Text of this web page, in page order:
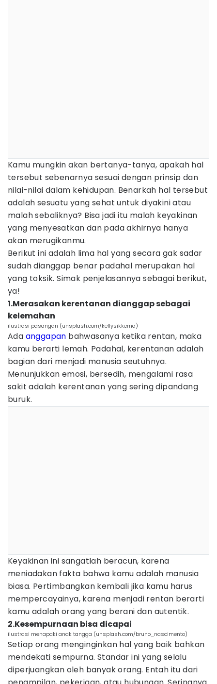
Kamu mungkin akan bertanya-tanya, apakah hal
tersebut sebenarnya sesuai dengan prinsip dan
nilai-nilai dalam kehidupan. Benarkah hal tersebut
adalah sesuatu yang sehat untuk diyakini atau
malah sebaliknya? Bisa jadi itu malah keyakinan
yang menyesatkan dan pada akhirnya hanya
akan merugikanmu.
Berikut ini adalah lima hal yang secara gak sadar
sudah dianggap benar padahal merupakan hal
yang toksik. Simak penjelasannya sebagai berikut,
ya!
1.Merasakan kerentanan dianggap sebagai
kelemahan
ilustrasi pasangan (unsplash.com/kellysikkema)
Ada anggapan bahwasanya ketika rentan, maka
kamu berarti lemah. Padahal, kerentanan adalah
bagian dari menjadi manusia seutuhnya.
Menunjukkan emosi, bersedih, mengalami rasa
sakit adalah kerentanan yang sering dipandang
buruk.
Keyakinan ini sangatlah beracun, karena
meniadakan fakta bahwa kamu adalah manusia
biasa. Pertimbangkan kembali jika kamu harus
mempercayainya, karena menjadi rentan berarti
kamu adalah orang yang berani dan autentik.
2.Kesempurnaan bisa dicapai
ilustrasi menapaki anak tangga (unsplash.com/bruno_nascimento)
Setiap orang menginginkan hal yang baik bahkan
mendekati sempurna. Standar ini yang selalu
diperjuangkan oleh banyak orang. Entah itu dari